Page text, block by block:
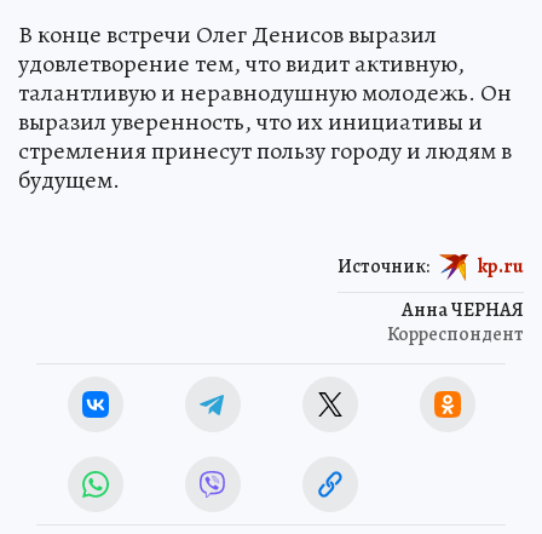
В конце встречи Олег Денисов выразил
удовлетворение тем, что видит активную,
талантливую и неравнодушную молодежь. Он
выразил уверенность, что их инициативы и
стремления принесут пользу городу и людям в
будущем.
Анна ЧЕРНАЯ
Корреспондент
Источник: kp.ru